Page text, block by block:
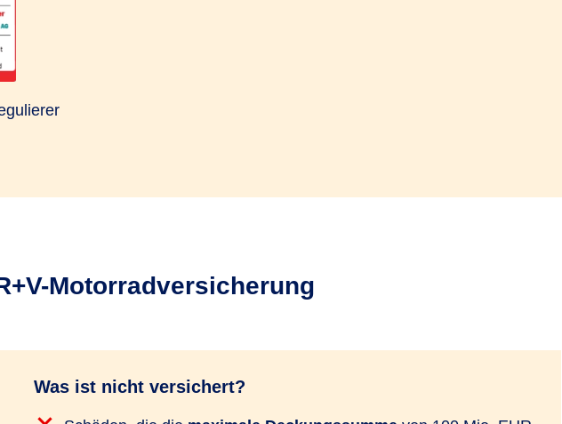
Motorradversicherung
Was ist nicht versichert?